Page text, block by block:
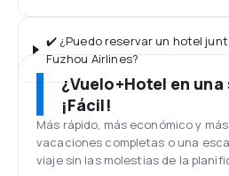
✔️ ¿Puedo reservar un hotel
Fuzhou Airlines?
¿Vuelo+Hotel en
¡Fácil!
Más rápido, más económico y
vacaciones completas o una
viaje sin las molestias de la